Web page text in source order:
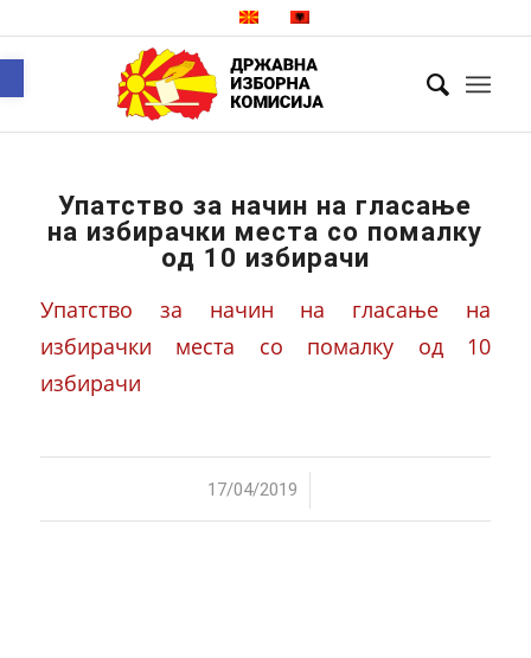
Упатство за начин на гласање
на избирачки места со помалку
од 10 избирачи
Упатство за начин на гласање на
избирачки места со помалку од 10
избирачи
17/04/2019
/
Open toolbar